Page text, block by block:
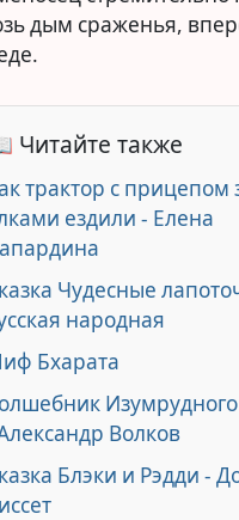
дым сраженья,
Читайте также
трактор с прицепом
ездили - Елена
Чудесные
народная
Бхарата
Изумрудного
Волков
Блэки и Рэдди -